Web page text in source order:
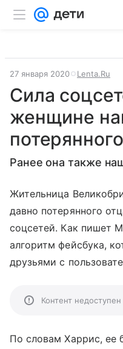
27 января 2020 Lenta.Ru
Сила
женщине
Ранее она также
Жительница
давно потерянного
соцсетей. Как пишет
алгоритм фейсбука,
друзьями с
Контент недоступен
По словам Харрис, ее